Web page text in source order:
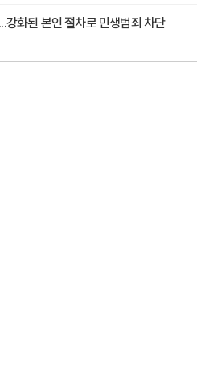
강화된 본인 절차로 민생범죄 차단